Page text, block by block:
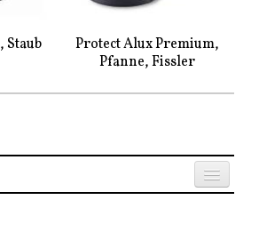
Protect Alux Premium,
Pfanne, Fissler